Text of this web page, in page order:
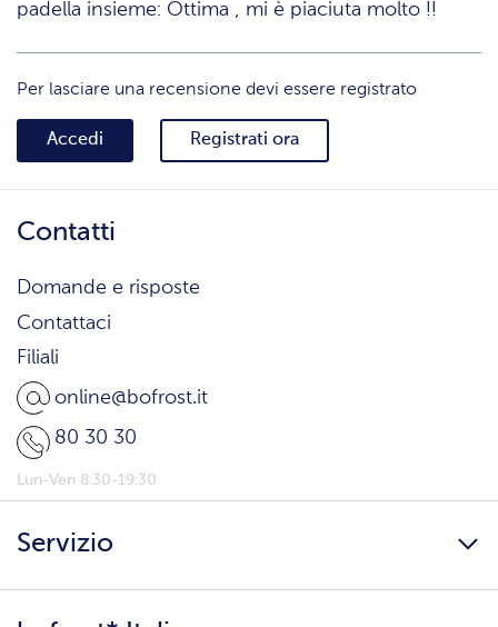
padella insieme: Ottima , mi è piaciuta molto !!
Per lasciare una recensione devi essere registrato
Accedi Registrati ora
Contatti
Domande e risposte
Contattaci
Filiali
online@bofrost.it
80 30 30
Lun-Ven 8:30-19:30
Servizio